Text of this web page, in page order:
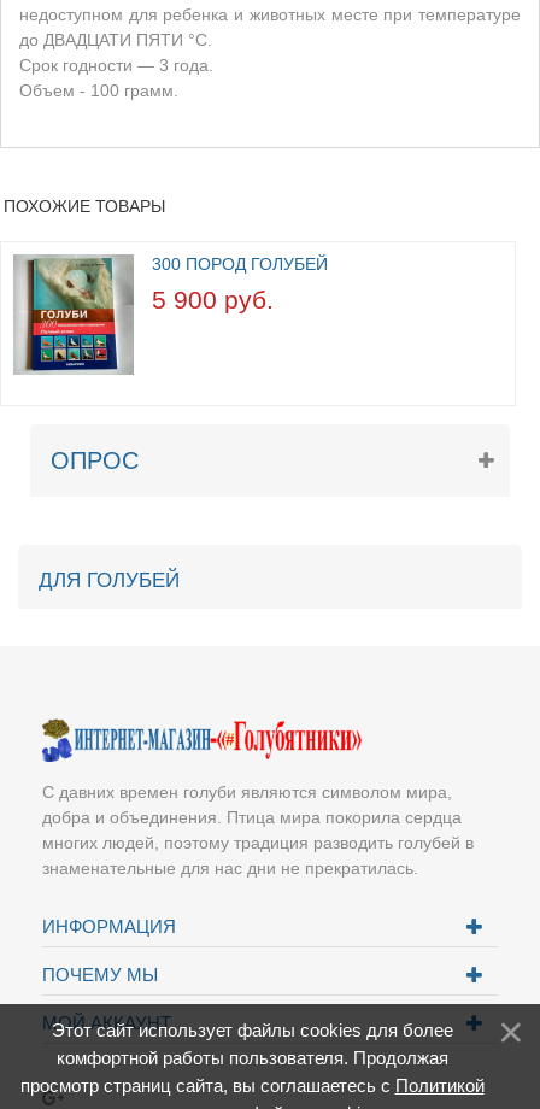
недоступном для ребенка и животных месте при температуре
до ДВАДЦАТИ ПЯТИ °С.
Срок годности — 3 года.
Объем - 100 грамм.
ПОХОЖИЕ ТОВАРЫ
300 ПОРОД ГОЛУБЕЙ
5 900 руб.
ОПРОС
ДЛЯ ГОЛУБЕЙ
С давних времен голуби являются символом мира,
добра и объединения. Птица мира покорила сердца
многих людей, поэтому традиция разводить голубей в
знаменательные для нас дни не прекратилась.
ИНФОРМАЦИЯ
ПОЧЕМУ МЫ
МОЙ АККАУНТ
Этот сайт использует файлы cookies для более
комфортной работы пользователя. Продолжая
просмотр страниц сайта, вы соглашаетесь с Политикой